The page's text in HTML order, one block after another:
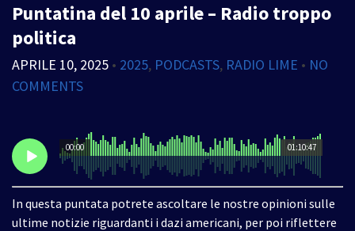
Puntatina del 10 aprile – Radio troppo
politica
APRILE 10, 2025 • 2025, PODCASTS, RADIO LIME • NO
COMMENTS
01:10:47
00:00
In questa puntata potrete ascoltare le nostre opinioni sulle
ultime notizie riguardanti i dazi americani, per poi riflettere